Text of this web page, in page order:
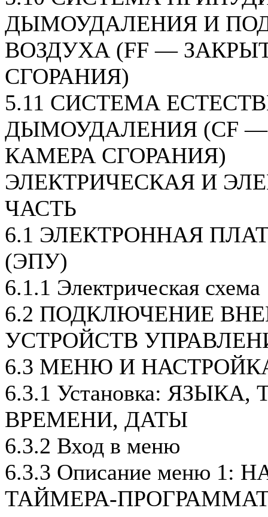
ДЫМОУДАЛЕНИЯ И
ВОЗДУХА (FF —
СГОРАНИЯ)
5.11 СИСТЕМА
ДЫМОУДАЛЕНИЯ (CF
КАМЕРА СГОРАНИЯ)
ЭЛЕКТРИЧЕСКАЯ И
ЧАСТЬ
6.1 ЭЛЕКТРОННАЯ
(ЭПУ)
6.1.1 Электрическая схема
6.2 ПОДКЛЮЧЕНИЕ
УСТРОЙСТВ
6.3 МЕНЮ И
6.3.1 Установка:
ВРЕМЕНИ, ДАТЫ
6.3.2 Вход в меню
6.3.3 Описание меню 1:
ТАЙМЕРА-